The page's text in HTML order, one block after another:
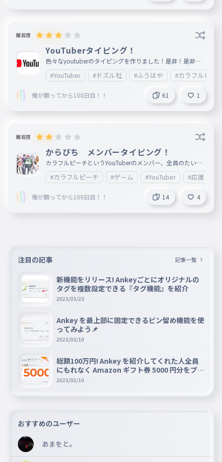
難易度
YouTuberタイピング！
色々なyoutuberのタイピングを作りました！是非！是非！
遊んでください(^O^) これから写真とかチャンネル名付け足
していきます！
#YouTuber #ドズル社 #ふうはや #カラフルピー
俺が勝ってから100日目！！ 61 1
難易度
からぴち メンバータイピング！
カラフルピーチというYouTuberのメンバー、全員のたいぴ
んぐをつくりました！ フォローよろしく！ あとカラフル
ピーチの応援もね！
#カラフルピーチ #ゲーム #YouTuber #応援
俺が勝ってから100日目！！ 14 4
注目の記事 記事一覧
新機能をリリース! Ankeyごとにオリジナルの
タグを複数設定できる『タグ機能』を紹介
2023/03/23
Ankey を最上部に固定できるピン留め機能を使
ってみよう📌
2023/03/10
総額100万円! Ankey を紹介してくれた人全員
にもれなく Amazon ギフト券 5000 円分をプレ
ゼントキャンペーン!!
2023/02/10
おすすめのユーザー
あまをと。